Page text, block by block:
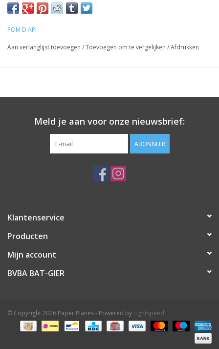
POM D'API
Aan verlanglijst toevoegen /Toevoegen om te vergelijken /Afdrukken
Meld je aan voor onze nieuwsbrief:
ABONNEER
Klantenservice
Producten
Mijn account
BVBA BAT-GIER
© Copyright 2026 Paper Planes - Powered by Lightspeed